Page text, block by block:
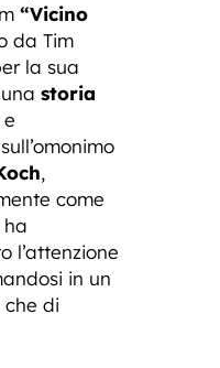
“Vicino
da Tim
la sua
storia
e
,
come
ha
l’attenzione
in un
che di